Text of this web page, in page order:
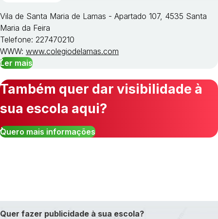
Vila de Santa Maria de Lamas - Apartado 107, 4535 Santa
Maria da Feira
Telefone: 227470210
WWW: www.colegiodelamas.com
Ler mais
Também quer dar visibilidade à
sua escola aqui?
Quero mais informações
Quer fazer publicidade à sua escola?